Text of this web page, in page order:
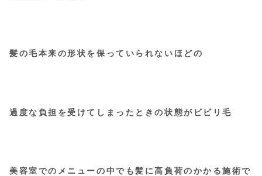
髪の毛本来の形状を保っていられないほどの
過度な負担を受けてしまったときの状態がビビリ毛
美容室でのメニューの中でも髪に高負荷のかかる施術で